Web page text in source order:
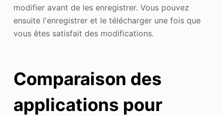
modifier avant de les enregistrer. Vous pouvez
ensuite l'enregistrer et le télécharger une fois que
vous êtes satisfait des modifications.
Comparaison des
applications pour